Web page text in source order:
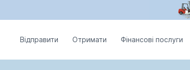
Відправити Отримати Фінансові послуги